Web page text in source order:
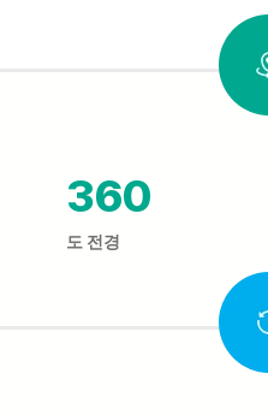
360
도 전경